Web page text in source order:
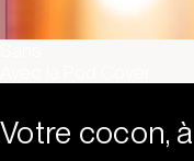
Votre cocon,